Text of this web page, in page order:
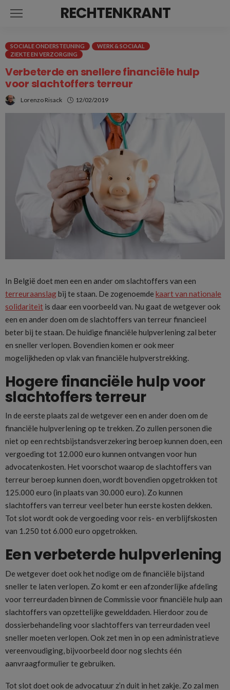
RECHTENKRANT
SOCIALE ONDERSTEUNING
WERK & SOCIAAL
ZIEKTE EN VERZORGING
Verbeterde en snellere financiële hulp
voor slachtoffers terreur
Lorenzo Risack 12/02/2019
In België doet men een en ander om slachtoffers van een
terreuraanslagbij te staan. De zogenoemde kaart van nationale
solidariteit is daar een voorbeeld van. Nu gaat de wetgever ook
een en ander doen om de slachtoffers van terreur financieel
beter bij te staan. De huidige financiële hulpverlening zal beter
en sneller verlopen. Bovendien komen er ook meer
mogelijkheden op vlak van financiële hulpverstrekking.
Hogere financiële hulp voor
slachtoffers terreur
In de eerste plaats zal de wetgever een en ander doen om de
financiële hulpverlening op te trekken. Zo zullen personen die
niet op een rechtsbijstandsverzekering beroep kunnen doen, een
vergoeding tot 12.000 euro kunnen ontvangen voor hun
advocatenkosten. Het voorschot waarop de slachtoffers van
terreur beroep kunnen doen, wordt bovendien opgetrokken tot
125.000 euro (in plaats van 30.000 euro). Zo kunnen
slachtoffers van terreur veel beter hun eerste kosten dekken.
Tot slot wordt ook de vergoeding voor reis- en verblijfskosten
van 1.250 tot 6.000 euro opgetrokken.
Een verbeterde hulpverlening
De wetgever doet ook het nodige om de financiële bijstand
sneller te laten verlopen. Zo komt er een afzonderlijke afdeling
voor terreurdaden binnen de Commissie voor financiële hulp aan
slachtoffers van opzettelijke gewelddaden. Hierdoor zou de
dossierbehandeling voor slachtoffers van terreurdaden veel
sneller moeten verlopen. Ook zet men in op een administratieve
vereenvoudiging, bijvoorbeeld door nog slechts één
aanvraagformulier te gebruiken.
Tot slot doet ook de advocatuur z’n duit in het zakje. Zo zal men